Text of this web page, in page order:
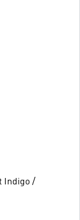
Indigo /